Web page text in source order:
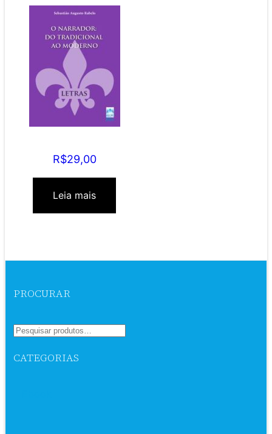
R$29,00
Leia mais
PROCURAR
CATEGORIAS